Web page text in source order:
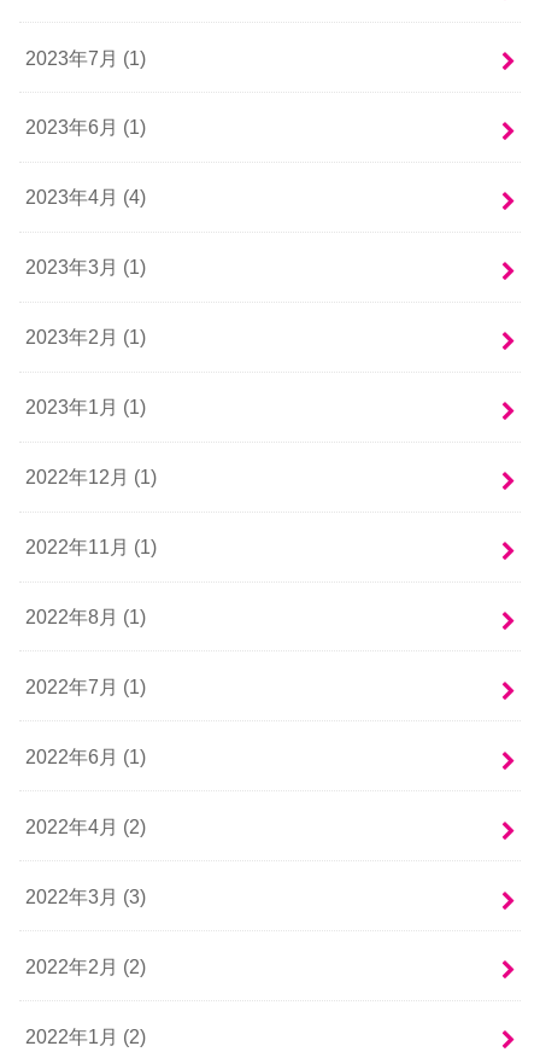
2023年7月 (1)
2023年6月 (1)
2023年4月 (4)
2023年3月 (1)
2023年2月 (1)
2023年1月 (1)
2022年12月 (1)
2022年11月 (1)
2022年8月 (1)
2022年7月 (1)
2022年6月 (1)
2022年4月 (2)
2022年3月 (3)
2022年2月 (2)
2022年1月 (2)